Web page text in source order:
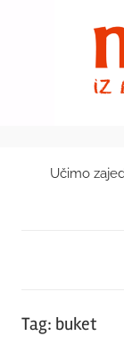
klupe
Učimo
Tag: buket